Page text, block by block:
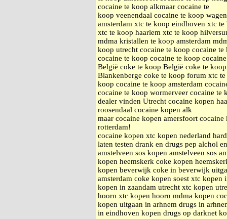
cocaine te koop alkmaar cocaine te
koop veenendaal cocaine te koop
amsterdam xtc te koop eindhoven xtc
xtc te koop haarlem xtc te koop
mdma kristallen te koop amsterdam
koop utrecht cocaine te koop cocaine
cocaine te koop cocaine te koop
België coke te koop België coke te
Blankenberge coke te koop forum xtc
koop cocaine te koop amsterdam
cocaine te koop wormerveer cocaine te
dealer vinden Utrecht cocaine kopen
roosendaal cocaine kopen alk
maar cocaine kopen amersfoort cocaine
rotterdam!
cocaine kopen xtc kopen nederland
laten testen drank en drugs pep alchol
amstelveen sos kopen amstelveen sos
kopen heemskerk coke kopen
kopen beverwijk coke in beverwijk
amsterdam coke kopen soest xtc kopen
kopen in zaandam utrecht xtc kopen
hoorn xtc kopen hoorn mdma kopen
kopen uitgaan in arhnem drugs in
in eindhoven kopen drugs op darknet